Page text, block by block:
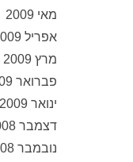
מאי 2009
אפריל 2009
מרץ 2009
פברואר 2009
ינואר 2009
דצמבר 2008
נובמבר 2008